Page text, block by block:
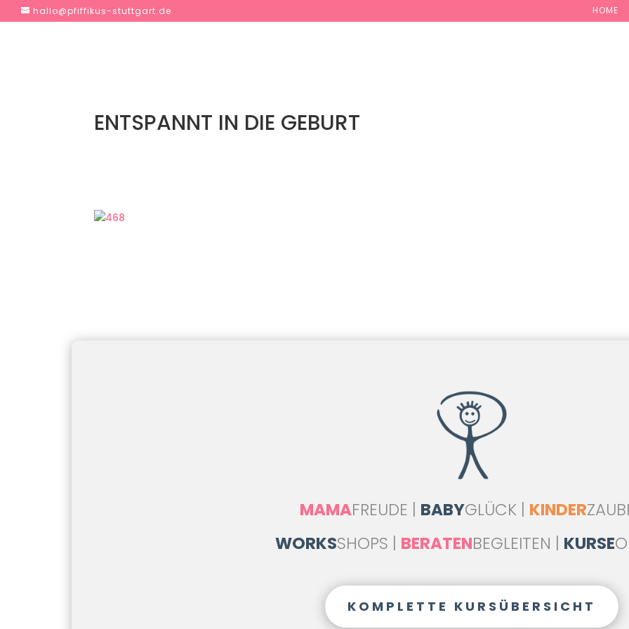
hallo@pfiffikus-stuttgart.de HOME
ENTSPANNT IN DIE GEBURT
MAMAFREUDE | BABYGLÜCK | KINDER
WORKSSHOPS | BERATENBEGLEITEN | KURSE
KOMPLETTE KURSÜBERSICHT